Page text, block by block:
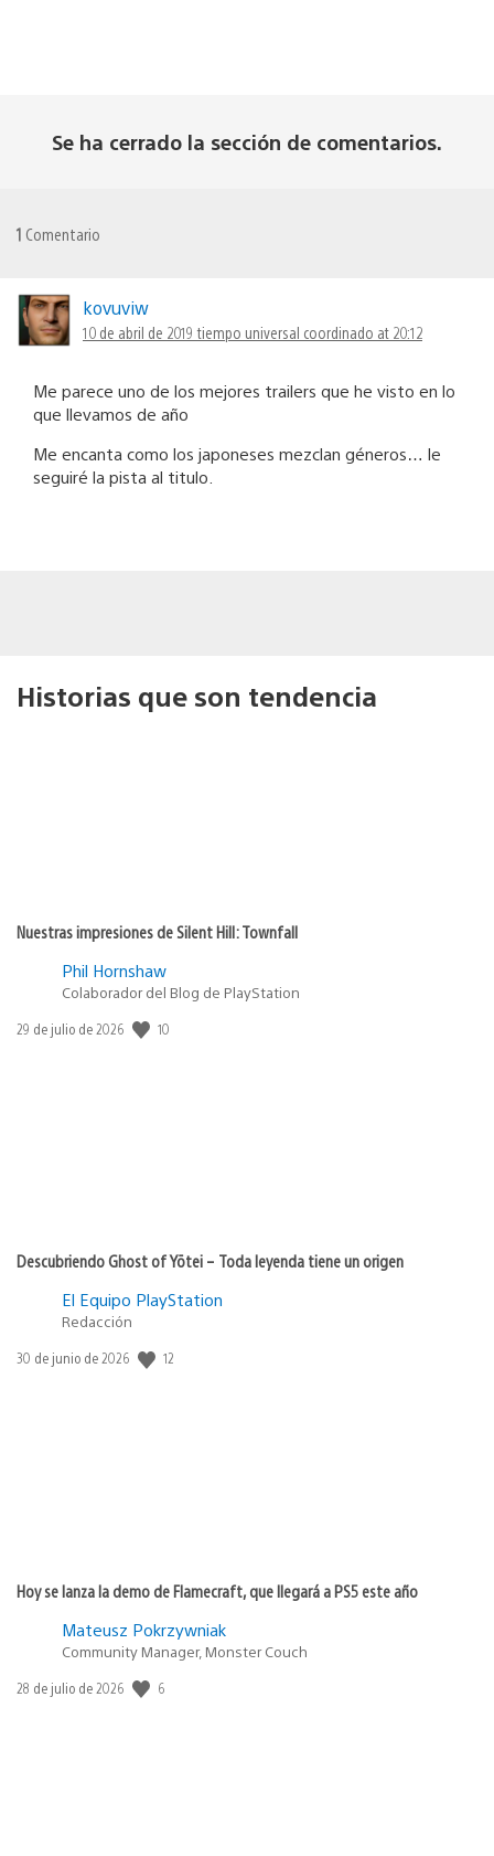
Se ha cerrado la sección de comentarios.
1 Comentario
kovuviw
10 de abril de 2019 tiempo universal coordinado at 20:12
Me parece uno de los mejores trailers que he visto en lo
que llevamos de año
Me encanta como los japoneses mezclan géneros… le
seguiré la pista al titulo.
Historias que son tendencia
Nuestras impresiones de Silent Hill: Townfall
Phil Hornshaw
Colaborador del Blog de PlayStation
Fecha
29 de julio de 2026 10
Descubriendo Ghost of Yōtei – Toda leyenda tiene un origen
El Equipo PlayStation
Redacción
Fecha
30 de junio de 2026 12
Hoy se lanza la demo de Flamecraft, que llegará a PS5 este año
Mateusz Pokrzywniak
Community Manager, Monster Couch
Fecha
28 de julio de 2026 6